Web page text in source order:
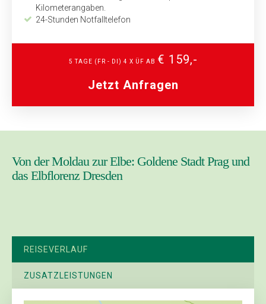
Kilometeran­gaben.
24-Stunden Notfalltelefon
5 TAGE (FR - DI) 4 X ÜF AB € 159,-
Jetzt Anfragen
Von der Moldau zur Elbe: Goldene Stadt Prag und
das Elbflorenz Dresden
REISEVERLAUF
ZUSATZLEISTUNGEN